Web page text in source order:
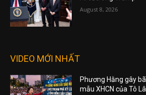
August 8, 2026
VIDEO MỚI NHẤT
Phương Hằng gây
mẫu XHCN của Tô